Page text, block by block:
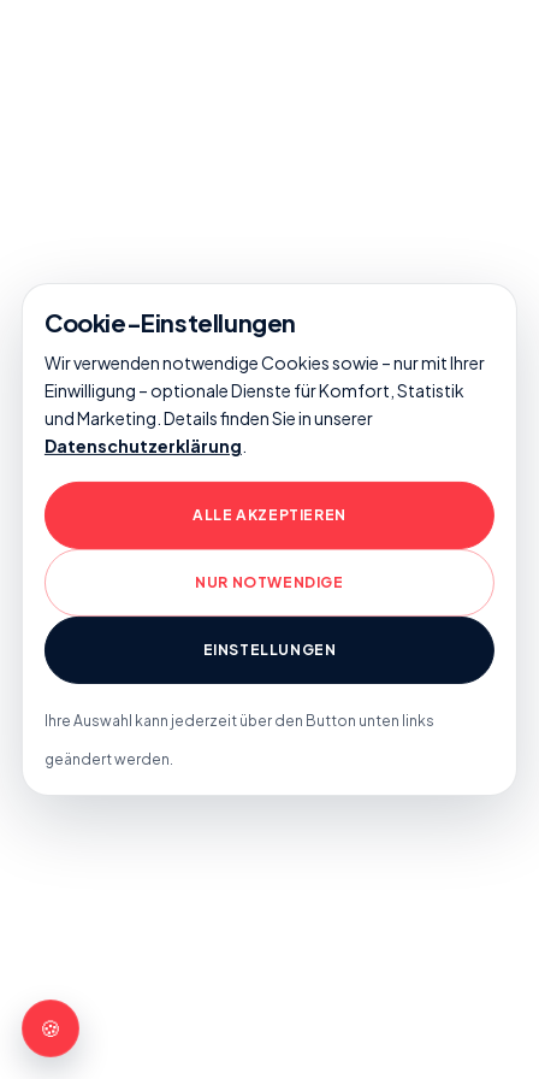
Cookie-Einstellungen
Wir verwenden notwendige Cookies sowie – nur mit Ihrer
Einwilligung – optionale Dienste für Komfort, Statistik
und Marketing. Details finden Sie in unserer
Datenschutzerklärung
ALLE AKZEPTIEREN
NUR NOTWENDIGE
EINSTELLUNGEN
Ihre Auswahl kann jederzeit über den Button unten links
geändert werden.
🍪